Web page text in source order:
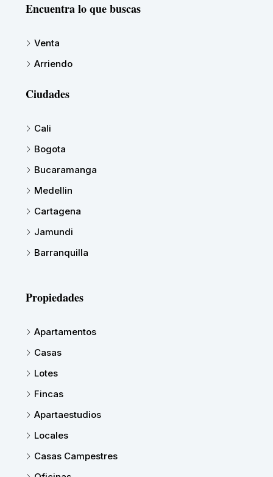
Encuentra lo que buscas
Venta
Arriendo
Ciudades
Cali
Bogota
Bucaramanga
Medellin
Cartagena
Jamundi
Barranquilla
Propiedades
Apartamentos
Casas
Lotes
Fincas
Apartaestudios
Locales
Casas Campestres